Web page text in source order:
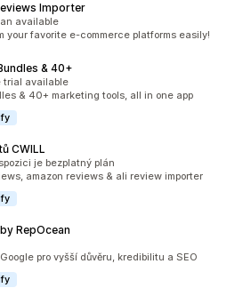
Importer
141
available
your favorite e-commerce platforms easily!
& 40+
2801
trial available
& 40+ marketing tools, all in one app
CWILL
1496je bezplatný plán
amazon reviews & ali review importer
RepOcean
31
pro vyšší důvěru, kredibilitu a SEO